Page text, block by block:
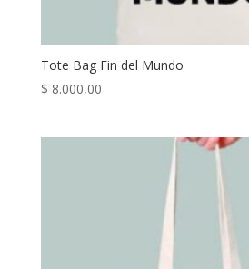
Tote Bag Fin del Mundo
$ 8.000,00